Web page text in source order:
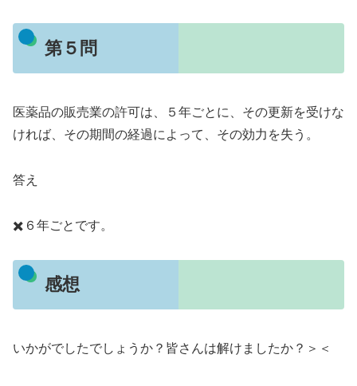
第５問
医薬品の販売業の許可は、５年ごとに、その更新を受けな
ければ、その期間の経過によって、その効力を失う。
答え
✖️６年ごとです。
感想
いかがでしたでしょうか？皆さんは解けましたか？＞＜